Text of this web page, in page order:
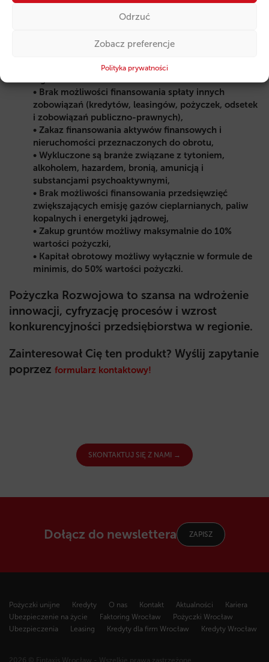
Odrzuć
Zobacz preferencje
Polityka prywatności
Zabezpieczenie
• Hipoteka (w przypadku wyższych kwot lub
• Brak możliwości finansowania spłaty innych
zobowiązań (kredytów, leasingów, pożyczek, odsetek
i zobowiązań publiczno-prawnych),
• Zakaz finansowania aktywów finansowych i
nieruchomości przeznaczonych do obrotu,
• Wykluczone są branże związane z tytoniem,
alkoholem, hazardem, bronią, amunicją i
substancjami psychoaktywnymi,
• Brak możliwości finansowania przedsięwzięć
zwiększających emisję gazów cieplarnianych, paliw
kopalnych i energetyki jądrowej,
• Zakup gruntów możliwy maksymalnie do 10%
wartości pożyczki,
• Kapitał obrotowy możliwy wyłącznie w formule de
minimis, do 50% wartości pożyczki.
Pożyczka Rozwojowa to szansa na wdrożenie
innowacji, cyfryzację procesów i wzrost
konkurencyjności przedsiębiorstwa w regionie.
Zainteresował Cię ten produkt? Wyślij zapytanie
poprzez formularz kontaktowy!
SKONTAKTUJ SIĘ Z NAMI →
Dołącz do newslettera ZAPISZ
Pożyczki unijne Kredyty O nas Kontakt Aktualności
Kariera
Ubezpieczenie na życie
Faktoring Wrocław
Pożyczki Wrocław
Ubezpieczenia
Leasing Kredyty dla firm Wrocław Kredyty Wrocław
2026 © Fintaxis Wrocław - Wszelkie prawa zastrzeżone